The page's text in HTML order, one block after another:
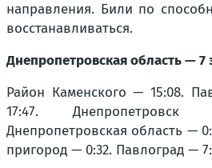
направления. Били по
восстанавливаться.
Днепропетровская область — 7
Район Каменского — 15:08.
17:47.
Днепропетровская область —
пригород — 0:32. Павлоград —